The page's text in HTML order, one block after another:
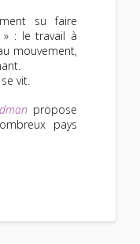
su faire
: le travail à
mouvement,
vit.
propose
pays